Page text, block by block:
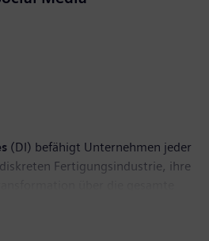
(DI) befähigt Unternehmen jeder
Fertigungsindustrie, ihre